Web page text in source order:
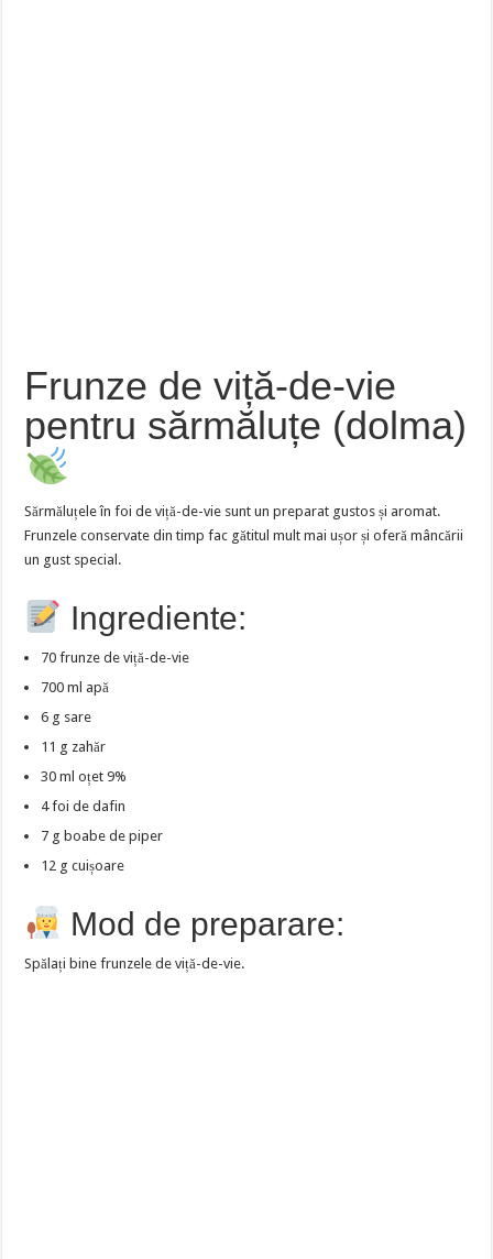
Frunze de viță-de-vie
pentru sărmăluțe (dolma)
Sărmăluțele în foi de viță-de-vie sunt un preparat gustos și aromat.
Frunzele conservate din timp fac gătitul mult mai ușor și oferă mâncării
un gust special.
Ingrediente:
70 frunze de viță-de-vie
700 ml apă
6 g sare
11 g zahăr
30 ml oțet 9%
4 foi de dafin
7 g boabe de piper
12 g cuișoare
Mod de preparare:
Spălați bine frunzele de viță-de-vie.